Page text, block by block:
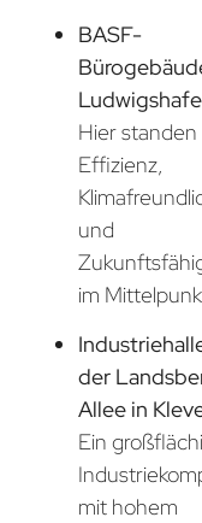
BASF-
Hier standen
Effizienz,
und
im
der
Allee in
Ein
mit hohem